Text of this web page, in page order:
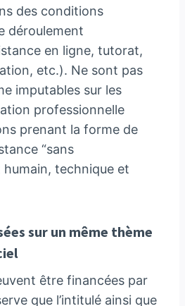
des conditions
déroulement
en ligne, tutorat,
etc.). Ne sont pas
imputables sur les
professionnelle
prenant la forme de
“sans
technique et
sur un même thème
être financées par
que l’intitulé ainsi que